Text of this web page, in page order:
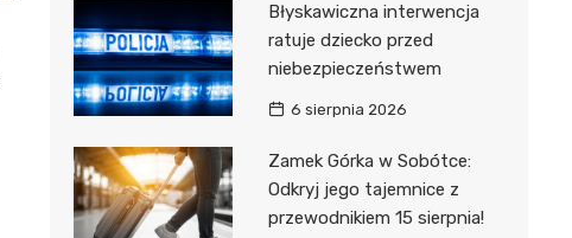
Błyskawiczna interwencja
ratuje dziecko przed
niebezpieczeństwem
6 sierpnia 2026
Zamek Górka w Sobótce:
Odkryj jego tajemnice z
przewodnikiem 15 sierpnia!